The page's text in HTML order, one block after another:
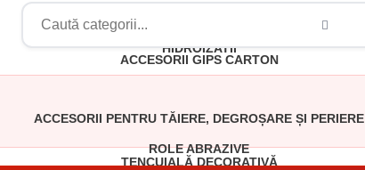
HIDROIZATII
PLĂCI GIPS CARTON
ACCESORII GIPS CARTON
TENCUIALĂ DECORATIVĂ
ORGANE DE ASAMBLARE ȘI FERONERIE
ACCESORII PENTRU GĂURIRE
ACCESORII PENTRU TĂIERE, DEGROȘARE ȘI PERIERE
ROLE ABRAZIVE